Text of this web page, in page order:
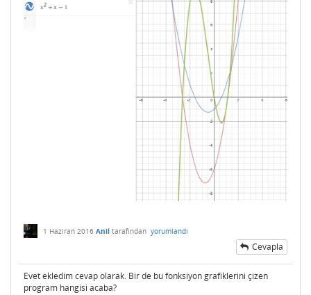
1 Haziran 2016 Anil tarafından yorumlandı
Cevapla
Evet ekledim cevap olarak. Bir de bu fonksiyon grafiklerini çizen
program hangisi acaba?